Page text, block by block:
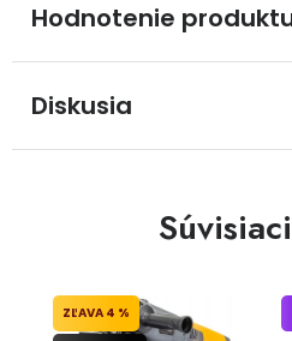
Hodnotenie
Diskusia
4 %